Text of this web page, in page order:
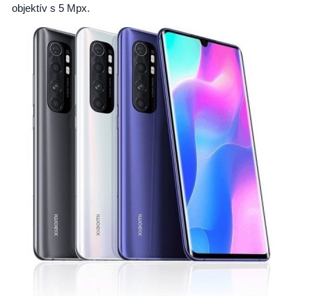
objektív s 5 Mpx.